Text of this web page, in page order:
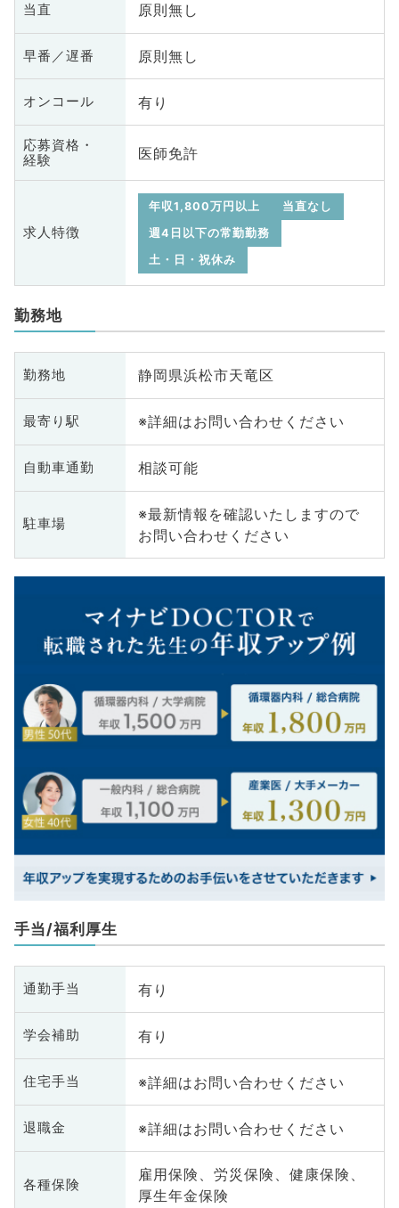
当直 原則無し
早番／遅番 原則無し
オンコール 有り
応募資格・
経験
医師免許
求人特徴
年収1,800万円以上
当直なし
週4日以下の常勤勤務
土・日・祝休み
勤務地
勤務地 静岡県浜松市天竜区
最寄り駅 ※詳細はお問い合わせください
自動車通勤 相談可能
駐車場
※最新情報を確認いたしますので
お問い合わせください
手当/福利厚生
通勤手当 有り
学会補助 有り
住宅手当 ※詳細はお問い合わせください
退職金 ※詳細はお問い合わせください
各種保険
雇用保険、労災保険、健康保険、
厚生年金保険